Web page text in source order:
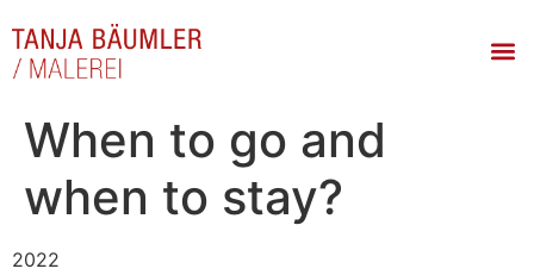
When to go and
when to stay?
2022